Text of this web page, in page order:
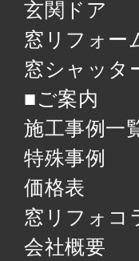
玄関ドア
窓リフォー
窓シャッタ
■ご案内
施工事例一
特殊事例
価格表
窓リフォコ
会社概要